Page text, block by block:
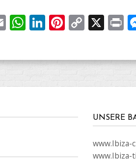
EmailWhatsApp
LinkedIn
Pinterest
Copy
X
UNSERE
www.Ibiza-
www.Ibiza-